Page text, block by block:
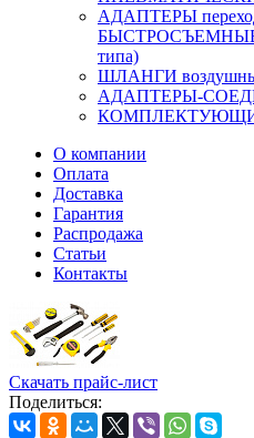
АДАПТЕРЫ
БЫСТРОСЪЕМНЫЕ
типа)
ШЛАНГИ
АДАПТЕРЫ-
КОМПЛЕКТУЮЩИЕ
О компании
Оплата
Доставка
Гарантия
Распродажа
Статьи
Контакты
Скачать прайс-лист
Поделиться: